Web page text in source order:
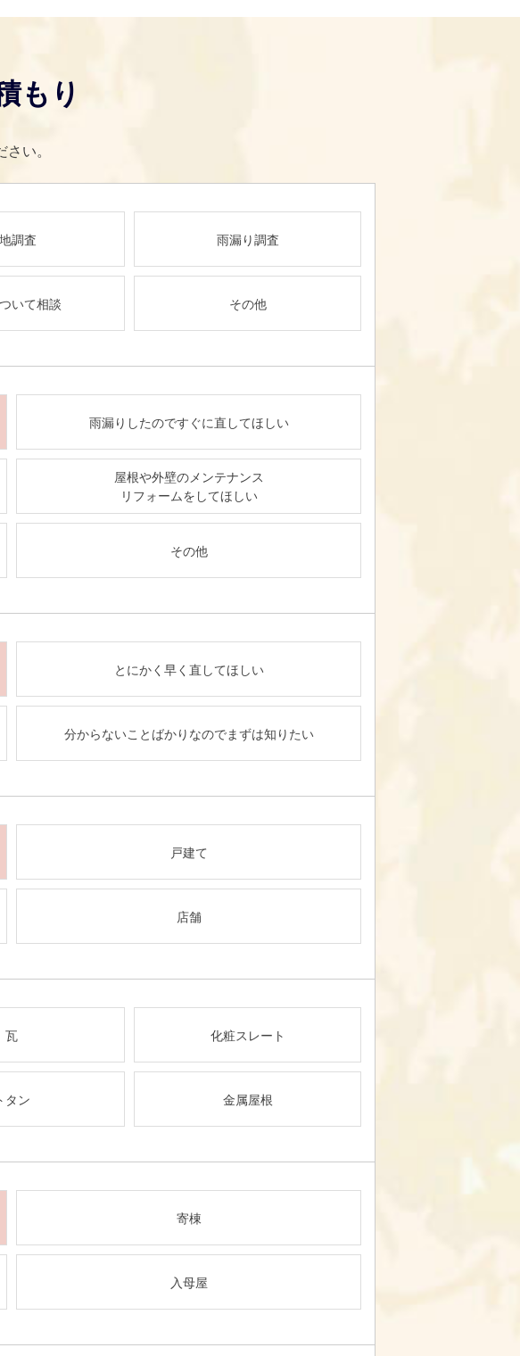
もり
い。
調査 雨漏り調査
いて相談 その他
雨漏りしたのですぐに直してほしい
屋根や外壁のメンテナンス
リフォームをしてほしい
その他
とにかく早く直してほしい
分からないことばかりなのでまずは知りたい
戸建て
店舗
瓦 化粧スレート
タン 金属屋根
寄棟
入母屋